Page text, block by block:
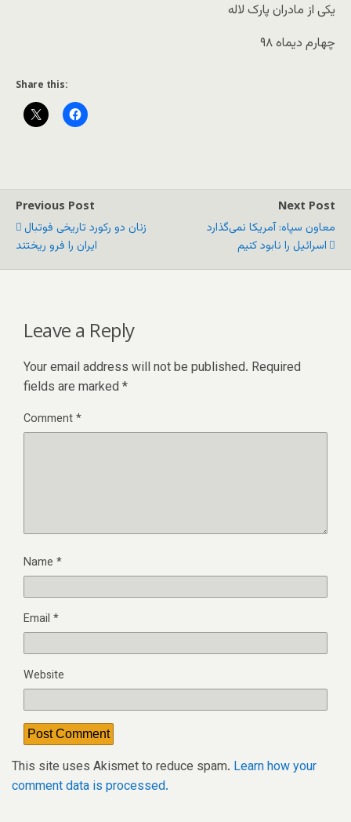
یکی از مادران پارک لاله
چهارم دیماه ۹۸
Share this:
Previous Post
زنان دو رکورد تاریخی فوتبال
ایران را فرو ریختند
Next Post
معاون سپاه: آمریکا نمی‌گذارد
اسرائیل را نابود کنیم
Leave a Reply
Your email address will not be published. Required
fields are marked *
Comment*
Name *
Email *
Website
This site uses Akismet to reduce spam. Learn how your
comment data is processed.